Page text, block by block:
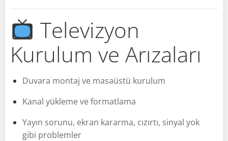
Televizyon
Kurulum ve Arızaları
Duvara montaj ve masaüstü kurulum
Kanal yükleme ve formatlama
Yayın sorunu, ekran kararma, cızırtı, sinyal yok
gibi problemler